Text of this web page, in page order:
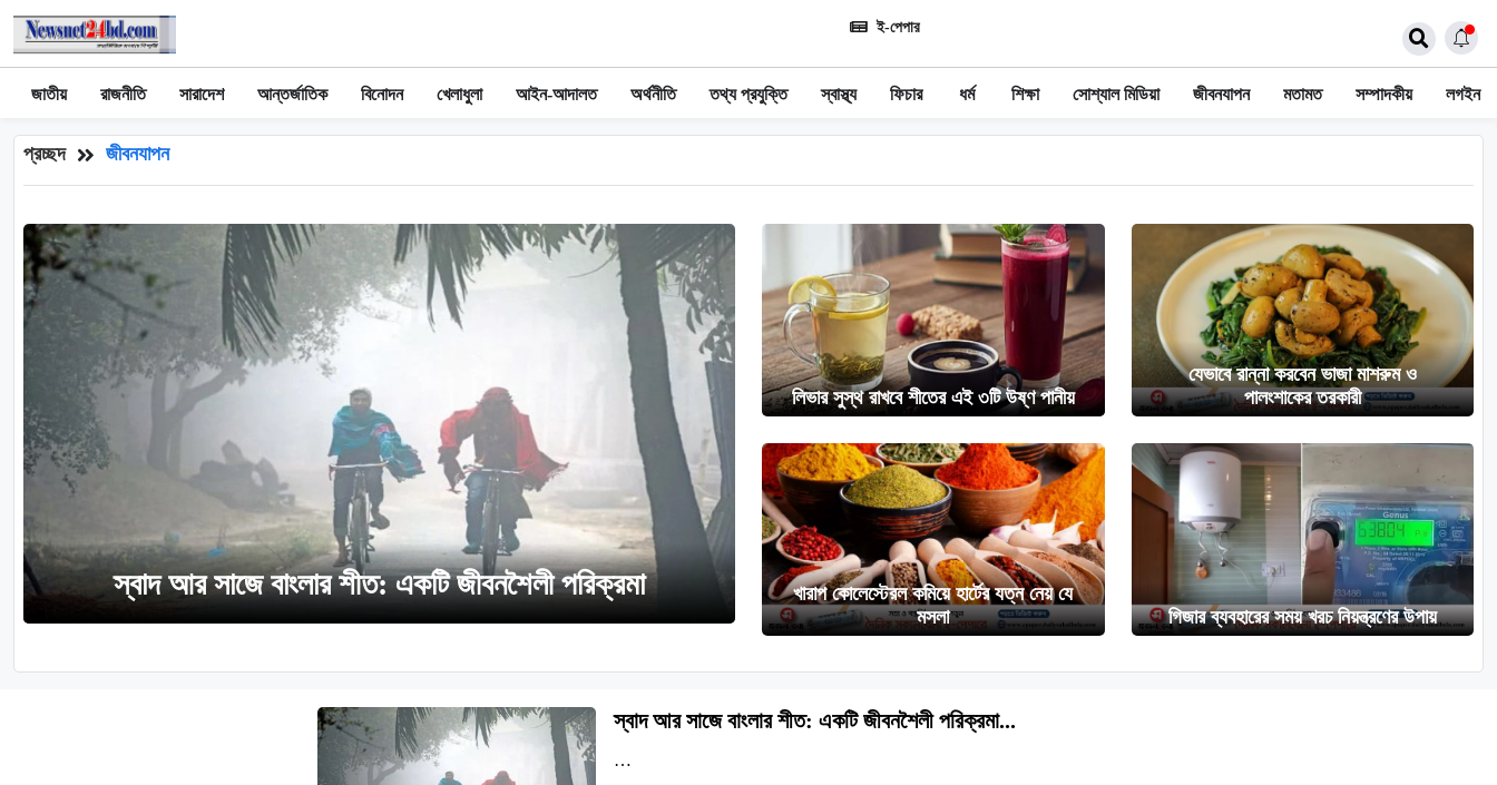
ই-পেপার
জাতীয় রাজনীতি সারাদেশ আন্তর্জাতিক বিনোদন খেলাধুলা আইন-আদালত অর্থনীতি তথ্য প্রযুক্তি স্বাস্থ্য ফিচার ধর্ম শিক্ষা সোশ্যাল মিডিয়া জীবনযাপন মতামত সম্পাদকীয় লগইন
প্রচ্ছদ জীবনযাপন
স্বাদ আর সাজে বাংলার শীত: একটি জীবনশৈলী পরিক্রমা
লিভার সুস্থ রাখবে শীতের এই ৩টি উষ্ণ পানীয়
যেভাবে রান্না করবেন ভাজা মাশরুম ও
পালংশাকের তরকারী
খারাপ কোলেস্টেরল কমিয়ে হার্টের যত্ন নেয় যে
মসলা
গিজার ব্যবহারের সময় খরচ নিয়ন্ত্রণের উপায়
স্বাদ আর সাজে বাংলার শীত: একটি জীবনশৈলী পরিক্রমা...
…